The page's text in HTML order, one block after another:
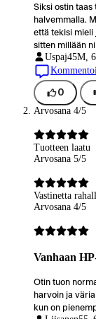
Siksi ostin taas
halvemmalla.
että tekisi mieli
sitten millään
Uspaj45M,
Kommentoi
0
Arvosana 4/5
Tuotteen laatu
Arvosana 5/5
Vastinetta
Arvosana 4/5
Vanhaan
Otin tuon
harvoin ja
kun on